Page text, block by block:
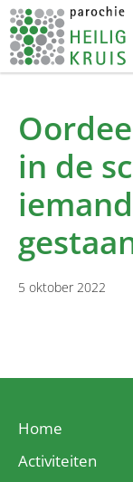
in de
5 oktober 2022
Home
Activiteiten